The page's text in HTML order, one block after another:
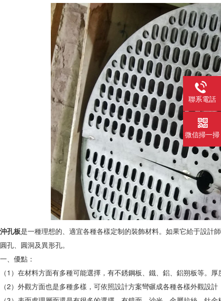
沖孔板是一種理想的、適宜各種各樣定制的裝飾材料。如果它給于設計
圓孔、圓洞及異形孔。
一、優點：
（1）在材料方面有多種可能選擇，有不銹鋼板、鐵、鋁、鋁朔板等。
（2）外觀方面也是多種多樣，可依照設計方案彎碾成各種各樣外觀設
聯系電話
微信掃一掃